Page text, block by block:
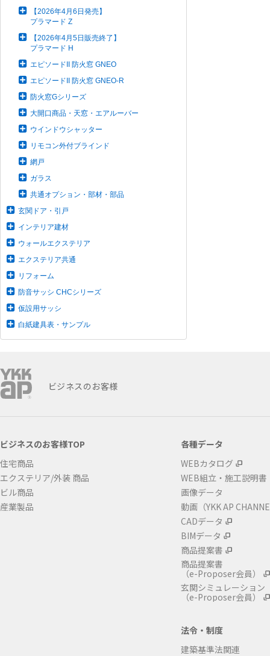
【2026年4月6日発売】
プラマード Z
【2026年4月5日販売終了】
プラマード H
エピソードII 防火窓 GNEO
エピソードII 防火窓 GNEO-R
防火窓Gシリーズ
大開口商品・天窓・エアルーバー
ウインドウシャッター
リモコン外付ブラインド
網戸
ガラス
共通オプション・部材・部品
玄関ドア・引戸
インテリア建材
ウォールエクステリア
エクステリア共通
リフォーム
防音サッシ CHCシリーズ
仮設用サッシ
白紙建具表・サンプル
ビジネスのお客様
ビジネスのお客様TOP
住宅商品
エクステリア/外装 商品
ビル商品
産業製品
各種データ
WEBカタログ
WEB組立・施工説明書
画像データ
動画（YKK AP
CADデータ
BIMデータ
商品提案書
商品提案書
（e-Proposer会員）
玄関シミュレーション
（e-Proposer会員）
法令・制度
建築基準法関連